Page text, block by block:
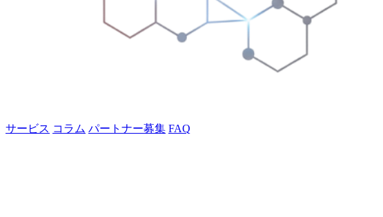
サービス コラム パートナー募集 FAQ